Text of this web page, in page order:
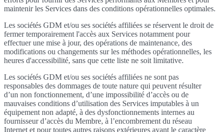
maintenir les Services dans des conditions opérationnelles optimales.
Les sociétés GDM et/ou ses sociétés affiliées se réservent le droit de
fermer temporairement l'accès aux Services notamment pour
effectuer une mise à jour, des opérations de maintenance, des
modifications ou changements sur les méthodes opérationnelles, les
heures d'accessibilité, sans que cette liste ne soit limitative.
Les sociétés GDM et/ou ses sociétés affiliées ne sont pas
responsables des dommages de toute nature qui peuvent résulter
d’un non fonctionnement, d’une impossibilité d’accès ou de
mauvaises conditions d’utilisation des Services imputables à un
équipement non adapté, à des dysfonctionnements internes au
fournisseur d’accès du Membre, à l’encombrement du réseau
Internet et pour toutes autres raisons extérieures ayant le caractère